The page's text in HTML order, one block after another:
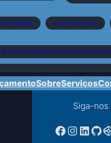
de logótipos visual studio code
imagem WooCommerce performance
SobreServiços
Siga-nos
Facebook da PTPAC